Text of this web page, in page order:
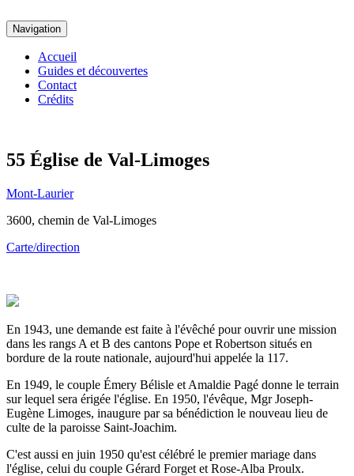
Navigation
Accueil
Guides et découvertes
Contact
Crédits
55 Église de Val-Limoges
Mont-Laurier
3600, chemin de Val-Limoges
Carte/direction
En 1943, une demande est faite à l'évêché pour ouvrir une mission
dans les rangs A et B des cantons Pope et Robertson situés en
bordure de la route nationale, aujourd'hui appelée la 117.
En 1949, le couple Émery Bélisle et Amaldie Pagé donne le terrain
sur lequel sera érigée l'église. En 1950, l'évêque, Mgr Joseph-
Eugène Limoges, inaugure par sa bénédiction le nouveau lieu de
culte de la paroisse Saint-Joachim.
C'est aussi en juin 1950 qu'est célébré le premier mariage dans
l'église, celui du couple Gérard Forget et Rose-Alba Proulx.